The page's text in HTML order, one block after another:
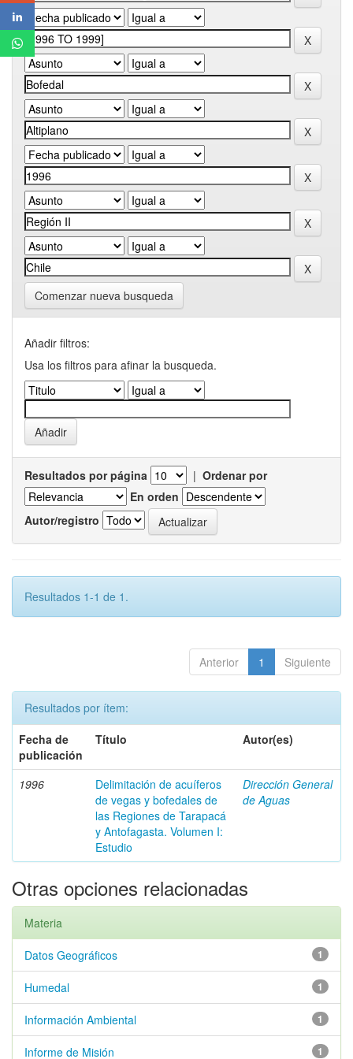
Comenzar nueva busqueda
Añadir filtros:
Usa los filtros para afinar la busqueda.
Resultados por página | Ordenar por
En orden
Autor/registro
Resultados 1-1 de 1.
Anterior 1 Siguiente
Resultados por ítem:
Fecha de
publicación
Título Autor(es)
1996
Delimitación de acuíferos
de vegas y bofedales de
las Regiones de Tarapacá
y Antofagasta. Volumen I:
Estudio
Dirección General
de Aguas
Otras opciones relacionadas
Materia
1
Datos Geográficos
1
Humedal
1
Información Ambiental
1
Informe de Misión